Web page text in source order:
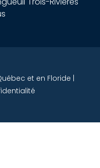
et en Floride |